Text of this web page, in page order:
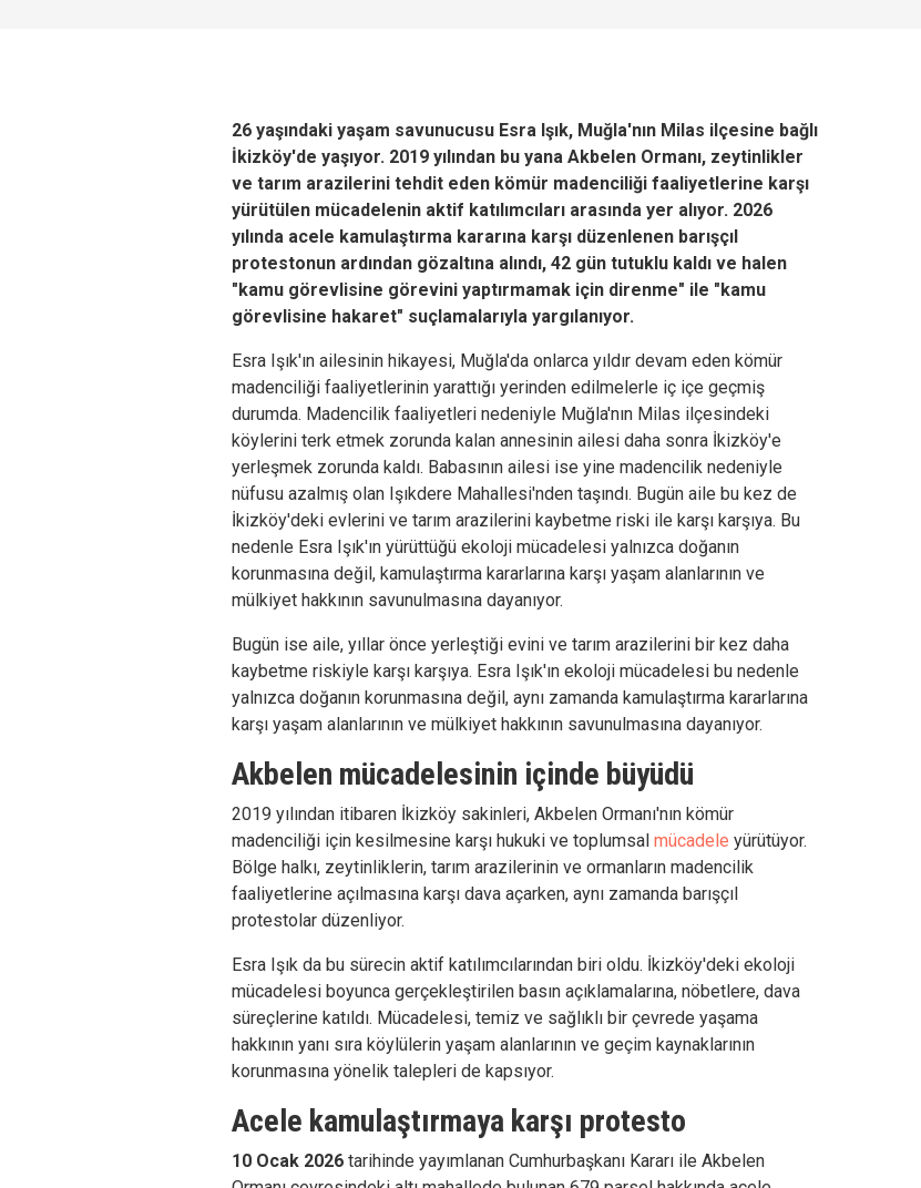
26 yaşındaki yaşam savunucusu Esra Işık, Muğla'nın Milas ilçesine bağlı
İkizköy'de yaşıyor. 2019 yılından bu yana Akbelen Ormanı, zeytinlikler
ve tarım arazilerini tehdit eden kömür madenciliği faaliyetlerine karşı
yürütülen mücadelenin aktif katılımcıları arasında yer alıyor. 2026
yılında acele kamulaştırma kararına karşı düzenlenen barışçıl
protestonun ardından gözaltına alındı, 42 gün tutuklu kaldı ve halen
"kamu görevlisine görevini yaptırmamak için direnme" ile "kamu
görevlisine hakaret" suçlamalarıyla yargılanıyor.
Esra Işık'ın ailesinin hikayesi, Muğla'da onlarca yıldır devam eden kömür
madenciliği faaliyetlerinin yarattığı yerinden edilmelerle iç içe geçmiş
durumda. Madencilik faaliyetleri nedeniyle Muğla'nın Milas ilçesindeki
köylerini terk etmek zorunda kalan annesinin ailesi daha sonra İkizköy'e
yerleşmek zorunda kaldı. Babasının ailesi ise yine madencilik nedeniyle
nüfusu azalmış olan Işıkdere Mahallesi'nden taşındı. Bugün aile bu kez de
İkizköy'deki evlerini ve tarım arazilerini kaybetme riski ile karşı karşıya. Bu
nedenle Esra Işık'ın yürüttüğü ekoloji mücadelesi yalnızca doğanın
korunmasına değil, kamulaştırma kararlarına karşı yaşam alanlarının ve
mülkiyet hakkının savunulmasına dayanıyor.
Bugün ise aile, yıllar önce yerleştiği evini ve tarım arazilerini bir kez daha
kaybetme riskiyle karşı karşıya. Esra Işık'ın ekoloji mücadelesi bu nedenle
yalnızca doğanın korunmasına değil, aynı zamanda kamulaştırma kararlarına
karşı yaşam alanlarının ve mülkiyet hakkının savunulmasına dayanıyor.
Akbelen mücadelesinin içinde büyüdü
2019 yılından itibaren İkizköy sakinleri, Akbelen Ormanı'nın kömür
madenciliği için kesilmesine karşı hukuki ve toplumsal mücadele yürütüyor.
Bölge halkı, zeytinliklerin, tarım arazilerinin ve ormanların madencilik
faaliyetlerine açılmasına karşı dava açarken, aynı zamanda barışçıl
protestolar düzenliyor.
Esra Işık da bu sürecin aktif katılımcılarından biri oldu. İkizköy'deki ekoloji
mücadelesi boyunca gerçekleştirilen basın açıklamalarına, nöbetlere, dava
süreçlerine katıldı. Mücadelesi, temiz ve sağlıklı bir çevrede yaşama
hakkının yanı sıra köylülerin yaşam alanlarının ve geçim kaynaklarının
korunmasına yönelik talepleri de kapsıyor.
Acele kamulaştırmaya karşı protesto
10 Ocak 2026 tarihinde yayımlanan Cumhurbaşkanı Kararı ile Akbelen